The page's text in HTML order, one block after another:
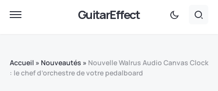
GuitarEffect
Accueil » Nouveautés » Nouvelle Walrus Audio Canvas Clock
: le chef d’orchestre de votre pedalboard